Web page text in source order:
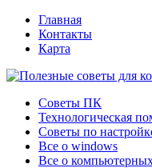
Главная
Контакты
Карта
Советы ПК
Технологическая
Советы по
Все о windows
Все о